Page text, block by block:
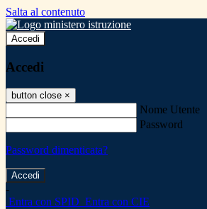
Salta al contenuto
Accedi
Accedi
button close ×
Nome Utente
Password
Password dimenticata?
-
Entra con SPID Entra con CIE